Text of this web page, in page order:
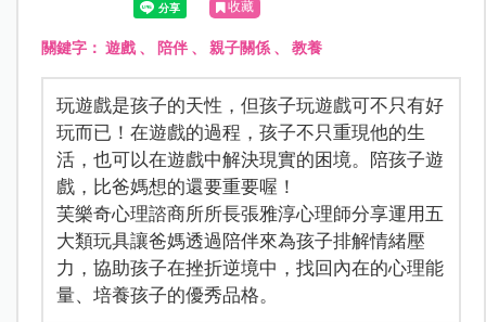
收藏
關鍵字： 遊戲、 陪伴、 親子關係、 教養
玩遊戲是孩子的天性，但孩子玩遊戲可不只有好
玩而已！在遊戲的過程，孩子不只重現他的生
活，也可以在遊戲中解決現實的困境。陪孩子遊
戲，比爸媽想的還要重要喔！
芙樂奇心理諮商所所長張雅淳心理師分享運用五
大類玩具讓爸媽透過陪伴來為孩子排解情緒壓
力，協助孩子在挫折逆境中，找回內在的心理能
量、培養孩子的優秀品格。